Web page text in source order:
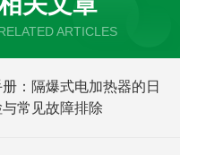
ARTICLES
：隔爆式电加热器的日
常见故障排除